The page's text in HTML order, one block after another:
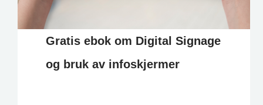
Gratis ebok om Digital Signage
og bruk av infoskjermer